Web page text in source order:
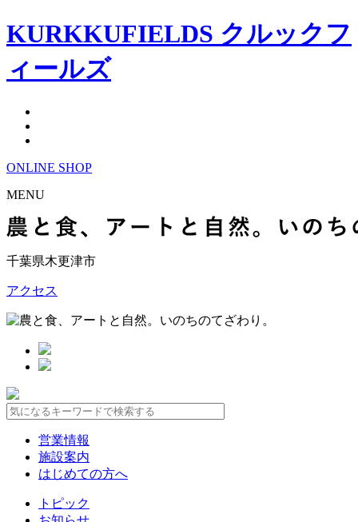
KURKKUFIELDS クルックフ
ィールズ
ONLINE SHOP
MENU
千葉県木更津市
アクセス
営業情報
施設案内
はじめての方へ
トピック